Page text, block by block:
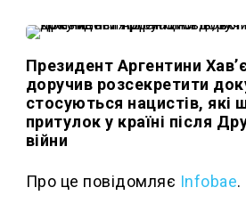
Президент Аргентини
доручив розсекретити
стосуються нацистів, які
притулок у країні після
війни
Про це повідомляє Infobae.